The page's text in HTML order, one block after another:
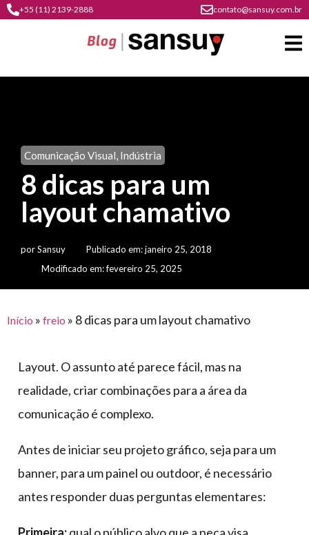
+55 (11) 2139-2888 contato@sansuy.com.br
contato
cultura
do
plástico
institucional
premiações
Agronegócio
soluções
em
água
para
Coberturas
sansuy
barracas
feira
offshore
civil
piscinas
automotivo
móveis,
calçados,
e
e logística
lonas
vida
de
Comunicação Visual, Indústria
8 dicas para um
layout chamativo
porSansuy Publicado em:janeiro 25, 2018
Modificado em: fevereiro 25, 2025
Início » freio » 8 dicas para um layout chamativo
Layout. O assunto até parece fácil, mas na
realidade, criar combinações para a área da
comunicação é complexo.
Antes de iniciar seu projeto gráfico, seja para um
banner, para um painel ou outdoor, é necessário
antes responder duas perguntas elementares: